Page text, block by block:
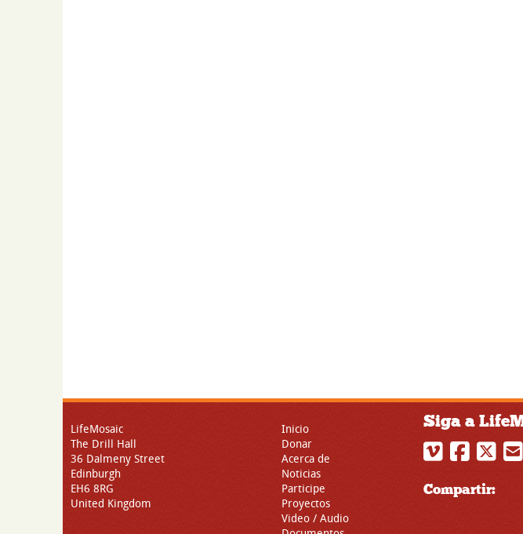
LifeMosaic
The Drill Hall
36 Dalmeny Street
Edinburgh
EH6 8RG
United Kingdom
Inicio
Donar
Acerca de
Noticias
Participe
Proyectos
Video / Audio
Siga a
Compartir: